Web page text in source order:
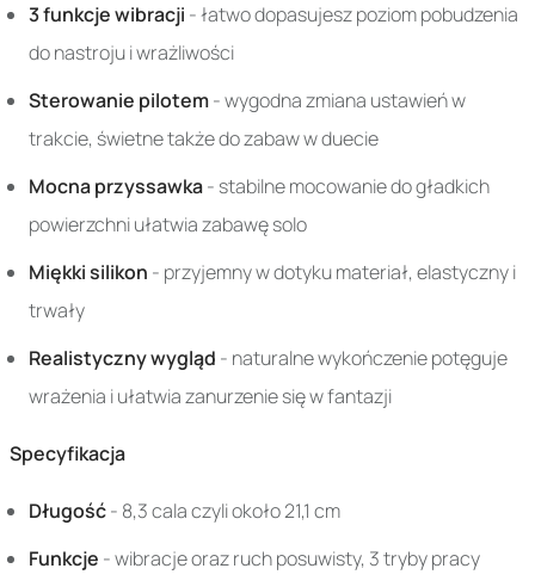
3 funkcje wibracji - łatwo dopasujesz poziom pobudzenia
do nastroju i wrażliwości
Sterowanie pilotem- wygodna zmiana ustawień w
trakcie, świetne także do zabaw w duecie
Mocna przyssawka- stabilne mocowanie do gładkich
powierzchni ułatwia zabawę solo
Miękki silikon - przyjemny w dotyku materiał, elastyczny i
trwały
Realistyczny wygląd - naturalne wykończenie potęguje
wrażenia i ułatwia zanurzenie się w fantazji
Specyfikacja
Długość- 8,3 cala czyli około 21,1 cm
Funkcje - wibracje oraz ruch posuwisty, 3 tryby pracy